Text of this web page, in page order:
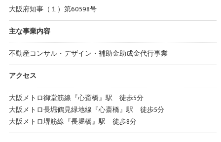
大阪府知事（１）第60598号
主な事業内容
不動産コンサル・デザイン・補助金助成金代行事業
アクセス
大阪メトロ御堂筋線『心斎橋』駅 徒歩5分
大阪メトロ長堀鶴見緑地線『心斎橋』駅 徒歩5分
大阪メトロ堺筋線『長堀橋』駅 徒歩8分